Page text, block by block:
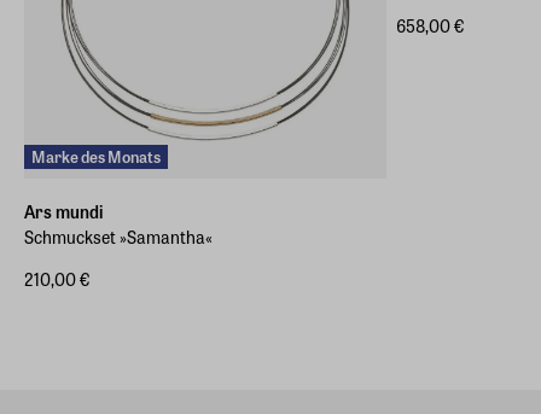
Marke des Monats
Ars mundi
Schmuckset »Samantha«
210,00 €
658,00 €